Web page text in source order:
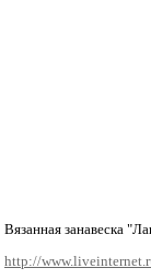
Вязанная занавеска
http://